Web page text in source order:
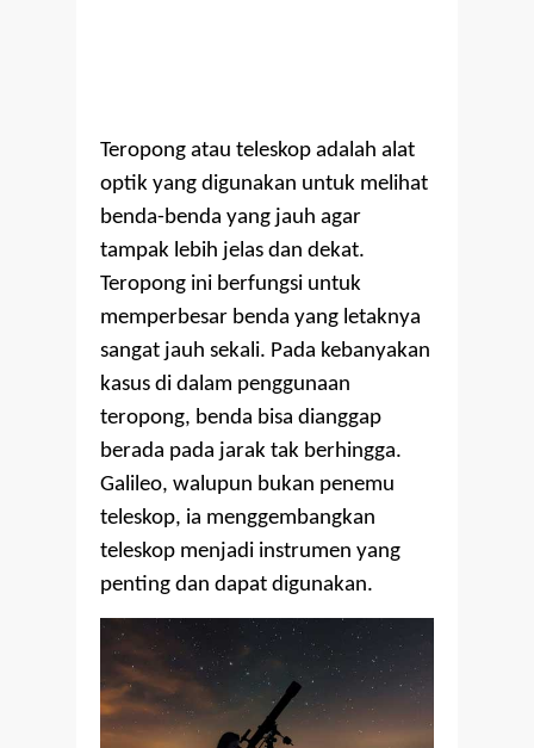
Teropong atau teleskop adalah alat
optik yang digunakan untuk melihat
benda-benda yang jauh agar
tampak lebih jelas dan dekat.
Teropong ini berfungsi untuk
memperbesar benda yang letaknya
sangat jauh sekali. Pada kebanyakan
kasus di dalam penggunaan
teropong, benda bisa dianggap
berada pada jarak tak berhingga.
Galileo, walupun bukan penemu
teleskop, ia menggembangkan
teleskop menjadi instrumen yang
penting dan dapat digunakan.